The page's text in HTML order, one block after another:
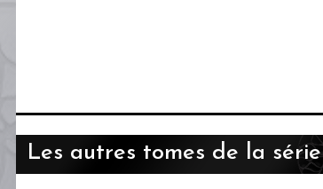
Les autres tomes de la série